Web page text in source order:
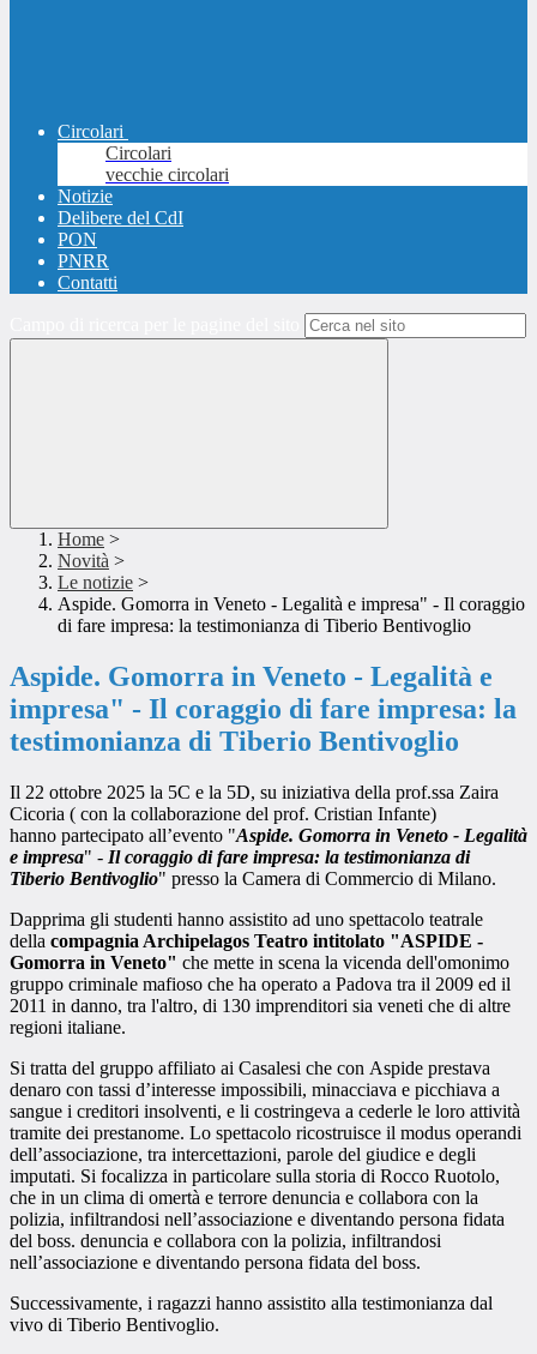
Circolari
Circolari
vecchie circolari
Notizie
Delibere del CdI
PON
PNRR
Contatti
Home >
Novità >
Le notizie >
Aspide. Gomorra in Veneto - Legalità e impresa" - Il coraggio
di fare impresa: la testimonianza di Tiberio Bentivoglio
Aspide. Gomorra in Veneto - Legalità e
impresa" - Il coraggio di fare impresa: la
testimonianza di Tiberio Bentivoglio
Il 22 ottobre 2025 la 5C e la 5D, su iniziativa della prof.ssa Zaira
Cicoria ( con la collaborazione del prof. Cristian Infante)
hanno partecipato all’evento "Aspide. Gomorra in Veneto - Legalità
e impresa" - Il coraggio di fare impresa: la testimonianza di
Tiberio Bentivoglio" presso la Camera di Commercio di Milano.
Dapprima gli studenti hanno assistito ad uno spettacolo teatrale
della compagnia Archipelagos Teatro intitolato "ASPIDE -
Gomorra in Veneto" che mette in scena la vicenda dell'omonimo
gruppo criminale mafioso che ha operato a Padova tra il 2009 ed il
2011 in danno, tra l'altro, di 130 imprenditori sia veneti che di altre
regioni italiane.
Si tratta del gruppo affiliato ai Casalesi che con Aspide prestava
denaro con tassi d’interesse impossibili, minacciava e picchiava a
sangue i creditori insolventi, e li costringeva a cederle le loro attività
tramite dei prestanome. Lo spettacolo ricostruisce il modus operandi
dell’associazione, tra intercettazioni, parole del giudice e degli
imputati. Si focalizza in particolare sulla storia di Rocco Ruotolo,
che in un clima di omertà e terrore denuncia e collabora con la
polizia, infiltrandosi nell’associazione e diventando persona fidata
del boss. denuncia e collabora con la polizia, infiltrandosi
nell’associazione e diventando persona fidata del boss.
Successivamente, i ragazzi hanno assistito alla testimonianza dal
vivo di Tiberio Bentivoglio.